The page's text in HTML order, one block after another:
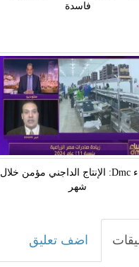
فاسدة
مساء Dmc: الإنتاج الداجني مؤمن خلال
شهر
اضف تعليق